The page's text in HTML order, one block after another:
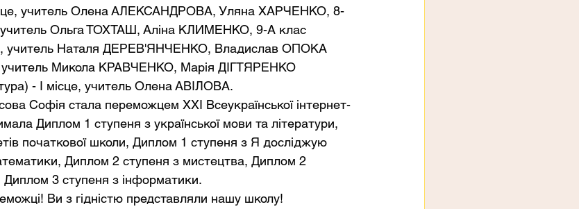
учитель Олена АЛЕКСАНДРОВА, Уляна ХАРЧЕНКО, 8-
учитель Ольга ТОХТАШ, Аліна КЛИМЕНКО, 9-А клас
учитель Наталя ДЕРЕВ'ЯНЧЕНКО, Владислав ОПОКА
учитель Микола КРАВЧЕНКО, Марія ДІГТЯРЕНКО
- І місце, учитель Олена АВІЛОВА.
Софія стала переможцем ХХІ Всеукраїнської інтернет-
Диплом 1 ступеня з української мови та літератури,
початкової школи, Диплом 1 ступеня з Я досліджую
Диплом 2 ступеня з мистецтва, Диплом 2
Диплом 3 ступеня з інформатики.
Ви з гідністю представляли нашу школу!